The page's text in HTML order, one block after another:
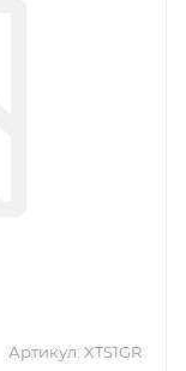
Артикул: XTS1GR